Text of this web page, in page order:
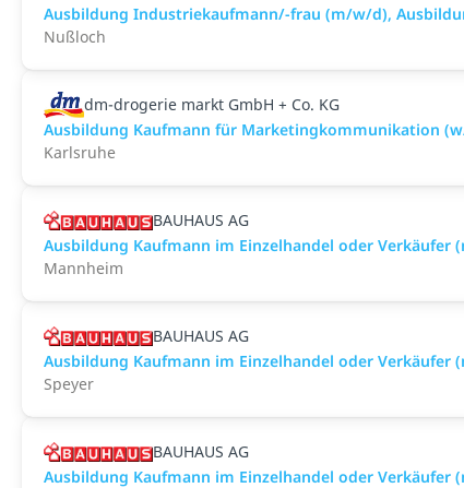
Ausbildung Industriekaufmann/-frau (m/w/d),
Nußloch
dm-drogerie markt GmbH + Co. KG
Ausbildung Kaufmann für Marketingkommunikation
Karlsruhe
BAUHAUS AG
Ausbildung Kaufmann im Einzelhandel oder Verkäufer
Mannheim
BAUHAUS AG
Ausbildung Kaufmann im Einzelhandel oder Verkäufer
Speyer
BAUHAUS AG
Ausbildung Kaufmann im Einzelhandel oder Verkäufer